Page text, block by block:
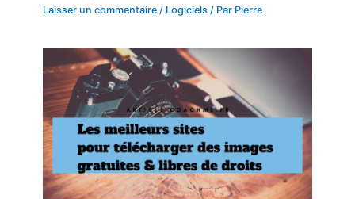
Laisser un commentaire / Logiciels / Par Pierre